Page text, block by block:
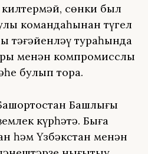
сөнки был
командаһынан түгел
тәғәйенләү тураһында
менән компромисслы
булып тора.
Башлығы
күрһәтә. Быға
һәм Үзбәкстан менән